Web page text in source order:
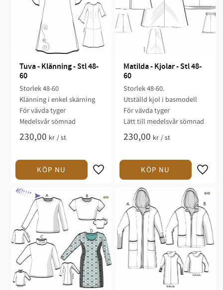
Tuva - Klänning - Stl 48-
60
Storlek 48-60​​
Klänning i enkel skärning​
För vävda tyger​
Medelsvår sömnad​​​
230,00 kr /st
Matilda - Kjolar - Stl 48-
60
Storlek 48-60​.​​
Utställd kjol i basmodell​
För vävda tyger​
​Lätt till medelsvår sömnad​​​​
230,00 kr /st